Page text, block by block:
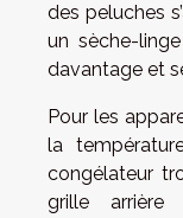
des peluches
un sèche-
davantage et
Pour les
la
congélateur
grille